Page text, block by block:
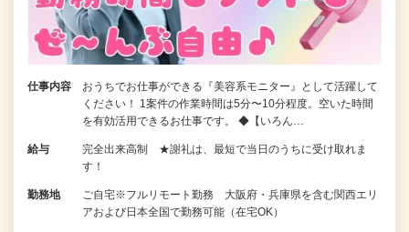
仕事内容
おうちでお仕事ができる『美容系モニター』として活躍して
ください！ 1案件の作業時間は5分〜10分程度。空いた時間
を有効活用できるお仕事です。 ◆【いろん…
給与
完全出来高制 ★謝礼は、最短で当日のうちに受け取れま
す！
勤務地
ご自宅※フルリモート勤務 大阪府・兵庫県を含む関西エリ
アおよび日本全国で勤務可能（在宅OK）